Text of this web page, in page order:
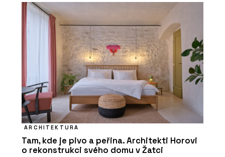
ARCHITEKTURA
Tam, kde je pivo a peřina. Architekti Horovi
o rekonstrukci svého domu v Žatci